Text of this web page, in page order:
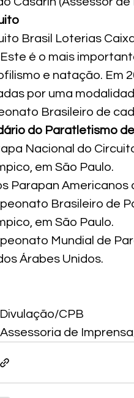
Brasil Loterias
Este é o mais
e natação. Em
por uma
Brasileiro de
do Paratletismo
Nacional do
em São Paulo.
Parapan Americanos
Brasileiro de
em São Paulo.
Mundial de
Árabes Unidos.
CPB
de